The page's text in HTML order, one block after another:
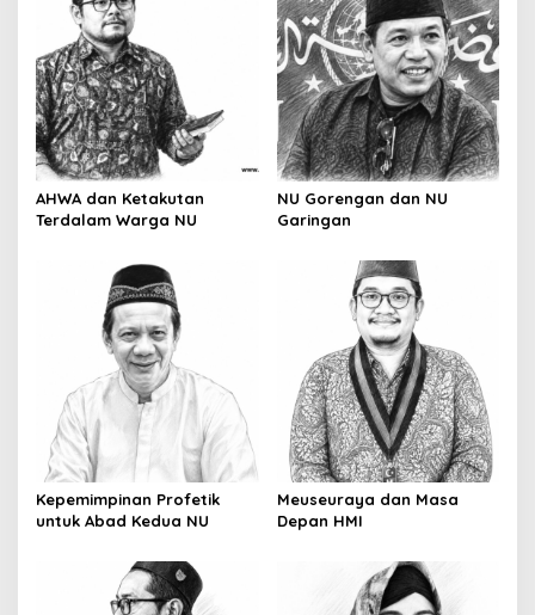
g
a
t
i
o
n
AHWA dan Ketakutan
Terdalam Warga NU
NU Gorengan dan NU
Garingan
Kepemimpinan Profetik
untuk Abad Kedua NU
Meuseuraya dan Masa
Depan HMI